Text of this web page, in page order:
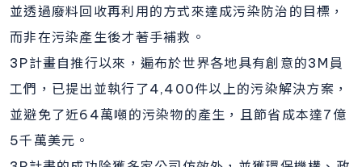
並透過廢料回收再利用的方式來達成污染防治的目標，
而非在污染產生後才著手補救。
3P計畫自推行以來，遍布於世界各地具有創意的3M員
工們，已提出並執行了4,400件以上的污染解決方案，
並避免了近64萬噸的污染物的產生，且節省成本達7億
5千萬美元。